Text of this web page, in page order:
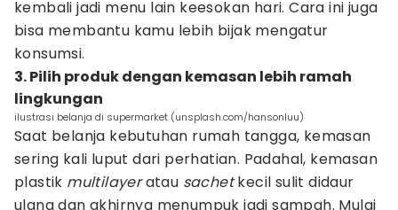
kembali jadi menu lain keesokan hari. Cara ini juga
bisa membantu kamu lebih bijak mengatur
konsumsi.
3. Pilih produk dengan kemasan lebih ramah
lingkungan
ilustrasi belanja di supermarket (unsplash.com/hansonluu)
Saat belanja kebutuhan rumah tangga, kemasan
sering kali luput dari perhatian. Padahal, kemasan
plastik multilayeratau sachetkecil sulit didaur
ulang dan akhirnya menumpuk jadi sampah. Mulai